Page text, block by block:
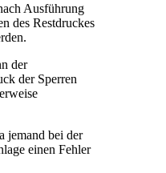
Ausführung
des Restdruckes
der
der Sperren
jemand bei der
einen Fehler